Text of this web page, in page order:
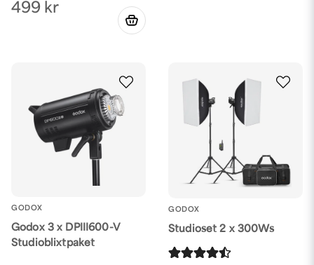
499 kr
GODOX
Godox 3 x DPIII600-V
Studioblixtpaket
GODOX
Studioset 2 x 300Ws